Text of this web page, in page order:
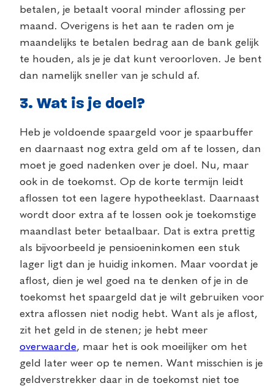
betalen, je betaalt vooral minder aflossing per
maand. Overigens is het aan te raden om je
maandelijks te betalen bedrag aan de bank gelijk
te houden, als je je dat kunt veroorloven. Je bent
dan namelijk sneller van je schuld af.
3. Wat is je doel?
Heb je voldoende spaargeld voor je spaarbuffer
en daarnaast nog extra geld om af te lossen, dan
moet je goed nadenken over je doel. Nu, maar
ook in de toekomst. Op de korte termijn leidt
aflossen tot een lagere hypotheeklast. Daarnaast
wordt door extra af te lossen ook je toekomstige
maandlast beter betaalbaar. Dat is extra prettig
als bijvoorbeeld je pensioeninkomen een stuk
lager ligt dan je huidig inkomen. Maar voordat je
aflost, dien je wel goed na te denken of je in de
toekomst het spaargeld dat je wilt gebruiken voor
extra aflossen niet nodig hebt. Want als je aflost,
zit het geld in de stenen; je hebt meer
overwaarde, maar het is ook moeilijker om het
geld later weer op te nemen. Want misschien is je
geldverstrekker daar in de toekomst niet toe